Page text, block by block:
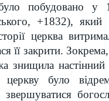
було побудовано
+1832),
церква
її закрити.
знищила
було